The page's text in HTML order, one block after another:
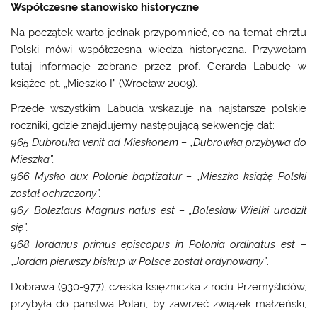
Współczesne stanowisko historyczne
Na początek warto jednak przypomnieć, co na temat chrztu
Polski mówi współczesna wiedza historyczna. Przywołam
tutaj informacje zebrane przez prof. Gerarda Labudę w
książce pt. „Mieszko I” (Wrocław 2009).
Przede wszystkim Labuda wskazuje na najstarsze polskie
roczniki, gdzie znajdujemy następującą sekwencję dat:
965 Dubrouka venit ad Mieskonem – „Dubrowka przybywa do
Mieszka”.
966 Mysko dux Polonie baptizatur – „Mieszko książę Polski
został ochrzczony”.
967 Bolezlaus Magnus natus est – „Bolesław Wielki urodził
się”.
968 Iordanus primus episcopus in Polonia ordinatus est –
„Jordan pierwszy biskup w Polsce został ordynowany”.
Dobrawa (930-977), czeska księżniczka z rodu Przemyślidów,
przybyła do państwa Polan, by zawrzeć związek małżeński,